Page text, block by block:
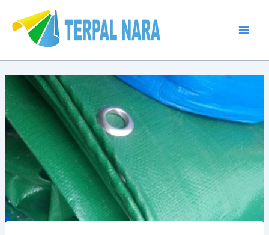
konten
navigation